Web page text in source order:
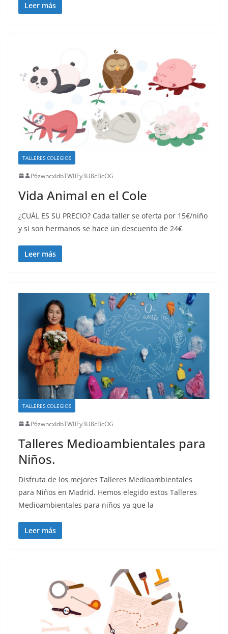
Leer más
TALLERES COLEGIOS
P6zwncxIdbTW0Fy3U8cBcOG
Vida Animal en el Cole
¿CUÁL ES SU PRECIO? Cada taller se oferta por 15€/niño
y si son hermanos se hace un descuento de 24€
Leer más
TALLERES COLEGIOS
P6zwncxIdbTW0Fy3U8cBcOG
Talleres Medioambientales para
Niños.
Disfruta de los mejores Talleres Medioambientales
para Niños en Madrid. Hemos elegido estos Talleres
Medioambientales para niños ya que la
Leer más